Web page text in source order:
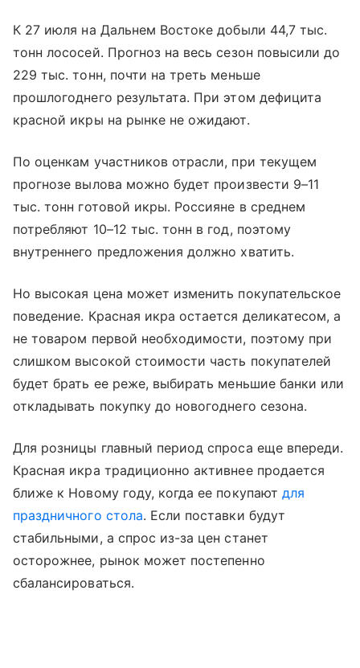
К 27 июля на Дальнем Востоке добыли 44,7 тыс.
тонн лососей. Прогноз на весь сезон повысили до
229 тыс. тонн, почти на треть меньше
прошлогоднего результата. При этом дефицита
красной икры на рынке не ожидают.
По оценкам участников отрасли, при текущем
прогнозе вылова можно будет произвести 9–11
тыс. тонн готовой икры. Россияне в среднем
потребляют 10–12 тыс. тонн в год, поэтому
внутреннего предложения должно хватить.
Но высокая цена может изменить покупательское
поведение. Красная икра остается деликатесом, а
не товаром первой необходимости, поэтому при
слишком высокой стоимости часть покупателей
будет брать ее реже, выбирать меньшие банки или
откладывать покупку до новогоднего сезона.
Для розницы главный период спроса еще впереди.
Красная икра традиционно активнее продается
ближе к Новому году, когда ее покупают для
праздничного стола. Если поставки будут
стабильными, а спрос из-за цен станет
осторожнее, рынок может постепенно
сбалансироваться.